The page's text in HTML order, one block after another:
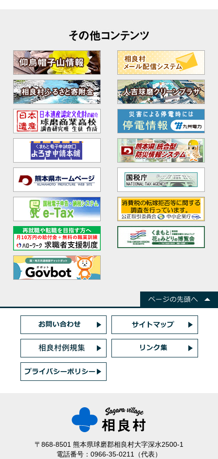
〒868-8501 熊本県球磨郡相良村大字深水2500-1
電話番号：0966-35-0211（代表）